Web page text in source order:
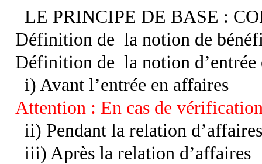
LE PRINCIPE DE BASE :
Définition de la notion de
Définition de la notion
i) Avant l’entrée en affaires
Attention : En cas de
ii) Pendant la relation d’affaires
iii) Après la relation d’affaires